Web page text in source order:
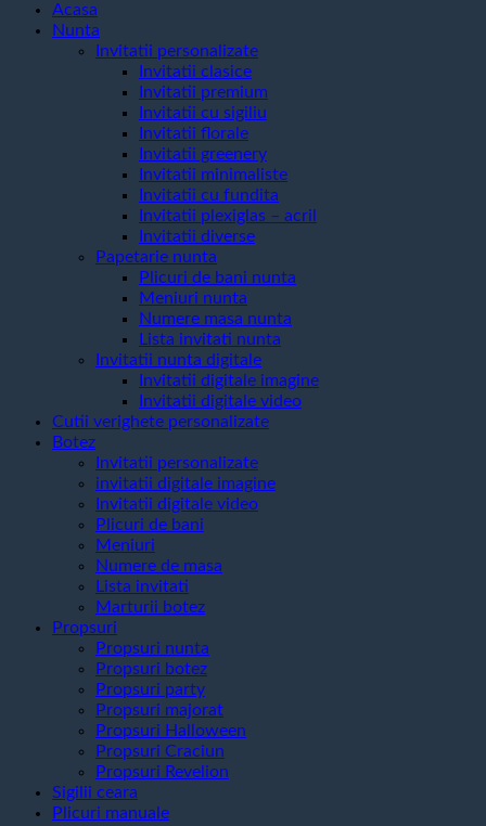
multe
variații.
Opțiunile
Acasa
Nunta
Invitatii personalizate
Invitatii clasice
Invitatii premium
Invitatii cu sigiliu
Invitatii florale
Invitatii greenery
Invitatii minimaliste
Invitatii cu fundita
Invitatii plexiglas – acril
Invitatii diverse
Papetarie nunta
Plicuri de bani nunta
Meniuri nunta
Numere masa nunta
Lista invitati nunta
Invitatii nunta digitale
Invitatii digitale imagine
Invitatii digitale video
Cutii verighete personalizate
Botez
Invitatii personalizate
invitatii digitale imagine
Invitatii digitale video
Plicuri de bani
Meniuri
Numere de masa
Lista invitati
Marturii botez
Propsuri
Propsuri nunta
Propsuri botez
Propsuri party
Propsuri majorat
Propsuri Halloween
Propsuri Craciun
Propsuri Revelion
Sigilii ceara
Plicuri manuale